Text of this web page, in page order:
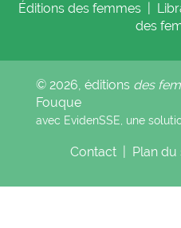
Éditions des femmes
des
© 2026, éditions des
Fouque
avec EvidenSSE, une
Contact Plan du